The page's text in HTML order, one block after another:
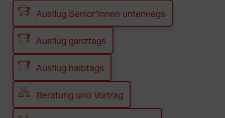
Ausflug Senior*innen unterwegs
Ausflug ganztags
Ausflug halbtags
Beratung und Vortrag